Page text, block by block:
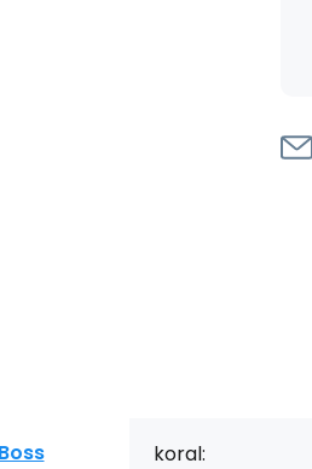
koral: